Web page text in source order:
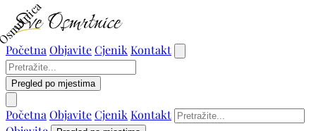
Početna ObjaviteCjenik Kontakt
Pregled po mjestima
Početna ObjaviteCjenik Kontakt